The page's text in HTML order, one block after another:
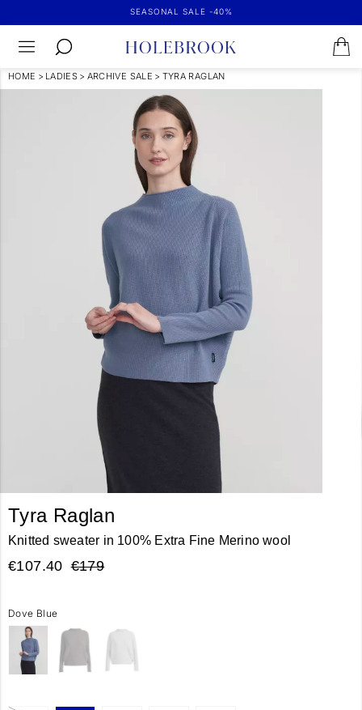
SEASONAL SALE -40%
HOME > LADIES > ARCHIVE SALE > TYRA RAGLAN
Tyra Raglan
Knitted sweater in 100% Extra Fine Merino wool
€107.40 €179
Dove Blue